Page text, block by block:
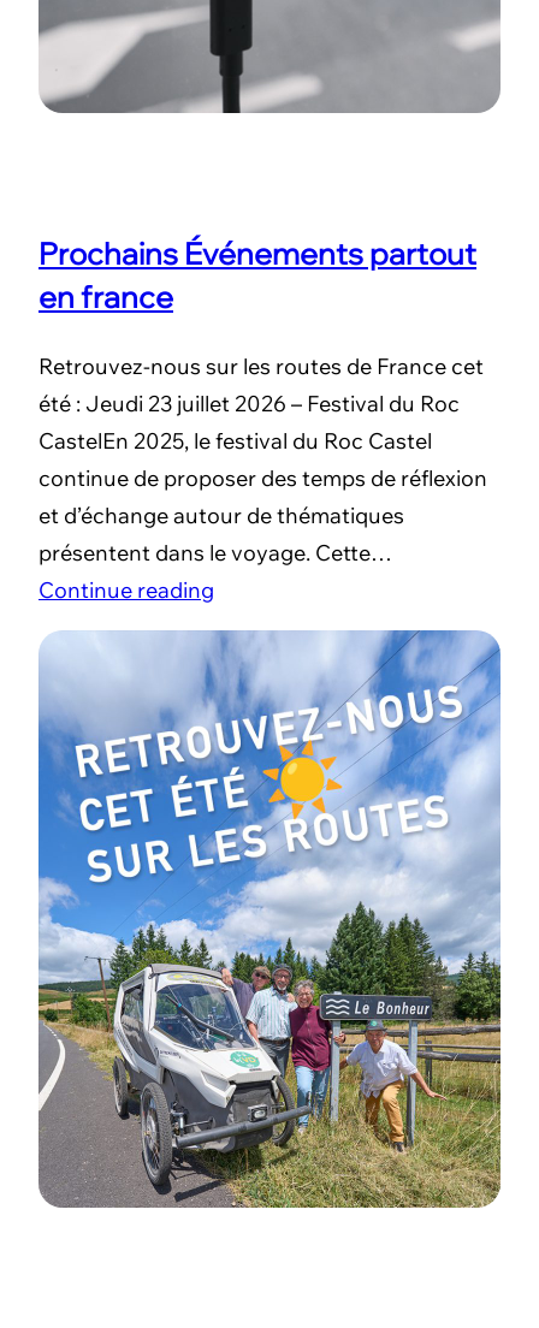
Prochains Événements partout
en france
Retrouvez-nous sur les routes de France cet
été : Jeudi 23 juillet 2026 – Festival du Roc
CastelEn 2025, le festival du Roc Castel
continue de proposer des temps de réflexion
et d’échange autour de thématiques
présentent dans le voyage. Cette…
Continue reading